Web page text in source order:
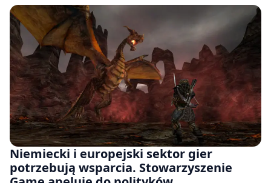
Niemiecki i europejski sektor gier
potrzebują wsparcia. Stowarzyszenie